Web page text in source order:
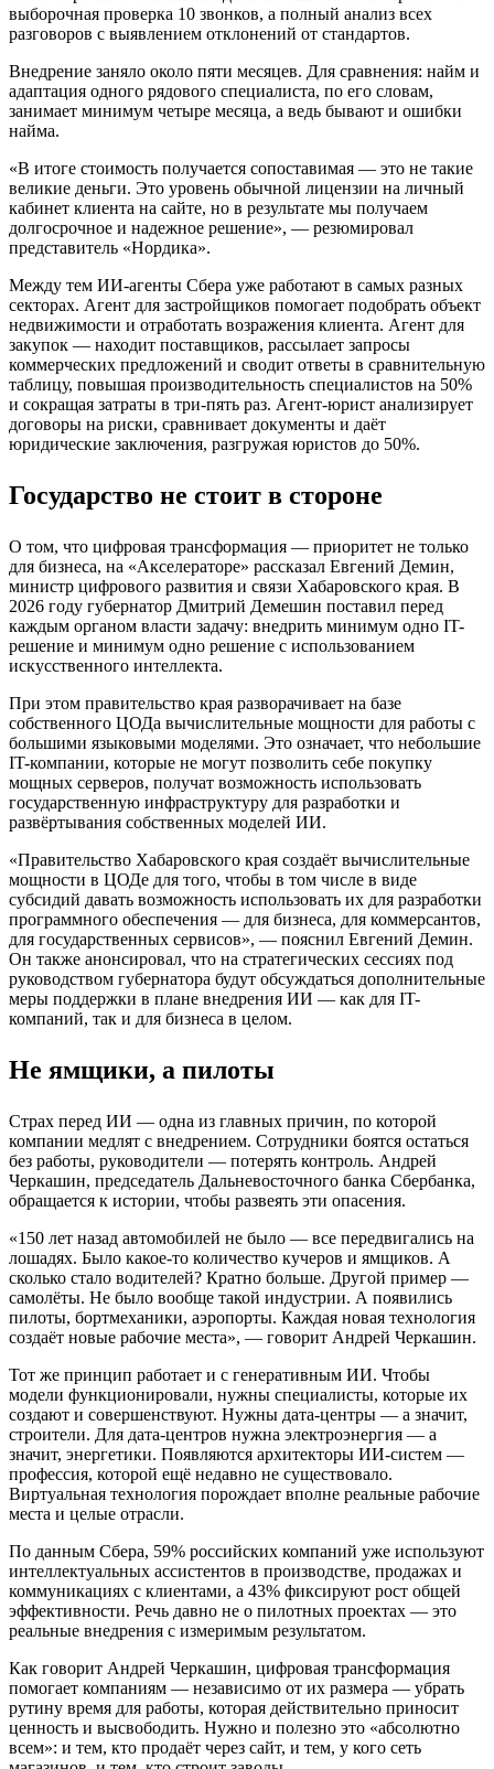
выборочная проверка 10 звонков, а полный анализ всех
разговоров с выявлением отклонений от стандартов.
Внедрение заняло около пяти месяцев. Для сравнения: найм и
адаптация одного рядового специалиста, по его словам,
занимает минимум четыре месяца, а ведь бывают и ошибки
найма.
«В итоге стоимость получается сопоставимая — это не такие
великие деньги. Это уровень обычной лицензии на личный
кабинет клиента на сайте, но в результате мы получаем
долгосрочное и надежное решение», — резюмировал
представитель «Нордика».
Между тем ИИ-агенты Сбера уже работают в самых разных
секторах. Агент для застройщиков помогает подобрать объект
недвижимости и отработать возражения клиента. Агент для
закупок — находит поставщиков, рассылает запросы
коммерческих предложений и сводит ответы в сравнительную
таблицу, повышая производительность специалистов на 50%
и сокращая затраты в три-пять раз. Агент-юрист анализирует
договоры на риски, сравнивает документы и даёт
юридические заключения, разгружая юристов до 50%.
Государство не стоит в стороне
О том, что цифровая трансформация — приоритет не только
для бизнеса, на «Акселераторе» рассказал Евгений Демин,
министр цифрового развития и связи Хабаровского края. В
2026 году губернатор Дмитрий Демешин поставил перед
каждым органом власти задачу: внедрить минимум одно IT-
решение и минимум одно решение с использованием
искусственного интеллекта.
При этом правительство края разворачивает на базе
собственного ЦОДа вычислительные мощности для работы с
большими языковыми моделями. Это означает, что небольшие
IT-компании, которые не могут позволить себе покупку
мощных серверов, получат возможность использовать
государственную инфраструктуру для разработки и
развёртывания собственных моделей ИИ.
«Правительство Хабаровского края создаёт вычислительные
мощности в ЦОДе для того, чтобы в том числе в виде
субсидий давать возможность использовать их для разработки
программного обеспечения — для бизнеса, для коммерсантов,
для государственных сервисов», — пояснил Евгений Демин.
Он также анонсировал, что на стратегических сессиях под
руководством губернатора будут обсуждаться дополнительные
меры поддержки в плане внедрения ИИ — как для IT-
компаний, так и для бизнеса в целом.
Не ямщики, а пилоты
Страх перед ИИ — одна из главных причин, по которой
компании медлят с внедрением. Сотрудники боятся остаться
без работы, руководители — потерять контроль. Андрей
Черкашин, председатель Дальневосточного банка Сбербанка,
обращается к истории, чтобы развеять эти опасения.
«150 лет назад автомобилей не было — все передвигались на
лошадях. Было какое-то количество кучеров и ямщиков. А
сколько стало водителей? Кратно больше. Другой пример —
самолёты. Не было вообще такой индустрии. А появились
пилоты, бортмеханики, аэропорты. Каждая новая технология
создаёт новые рабочие места», — говорит Андрей Черкашин.
Тот же принцип работает и с генеративным ИИ. Чтобы
модели функционировали, нужны специалисты, которые их
создают и совершенствуют. Нужны дата-центры — а значит,
строители. Для дата-центров нужна электроэнергия — а
значит, энергетики. Появляются архитекторы ИИ-систем —
профессия, которой ещё недавно не существовало.
Виртуальная технология порождает вполне реальные рабочие
места и целые отрасли.
По данным Сбера, 59% российских компаний уже используют
интеллектуальных ассистентов в производстве, продажах и
коммуникациях с клиентами, а 43% фиксируют рост общей
эффективности. Речь давно не о пилотных проектах — это
реальные внедрения с измеримым результатом.
Как говорит Андрей Черкашин, цифровая трансформация
помогает компаниям — независимо от их размера — убрать
рутину время для работы, которая действительно приносит
ценность и высвободить. Нужно и полезно это «абсолютно
всем»: и тем, кто продаёт через сайт, и тем, у кого сеть